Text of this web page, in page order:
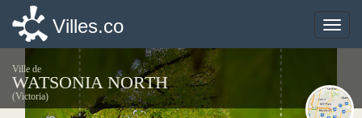
Toggle
Villes.co
Ville de
WATSONIA NORTH
(Victoria)
Toggle
Villes.co